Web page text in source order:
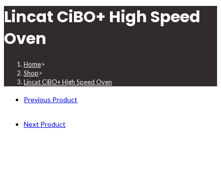
Lincat CiBO+ High Speed
Oven
Home>
Shop>
Lincat CiBO+ High Speed Oven
Previous Product
Next Product